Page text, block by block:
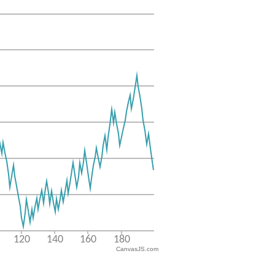
CanvasJS.com